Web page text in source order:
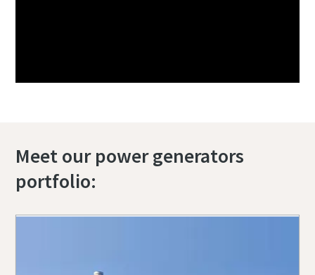
Meet our power generators
portfolio: